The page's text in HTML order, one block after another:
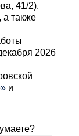
41/2).
а также
2026
и